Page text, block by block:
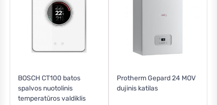
BOSCH CT100 batos
spalvos nuotolinis
temperatūros valdiklis
Protherm Gepard 24 MOV
dujinis katilas